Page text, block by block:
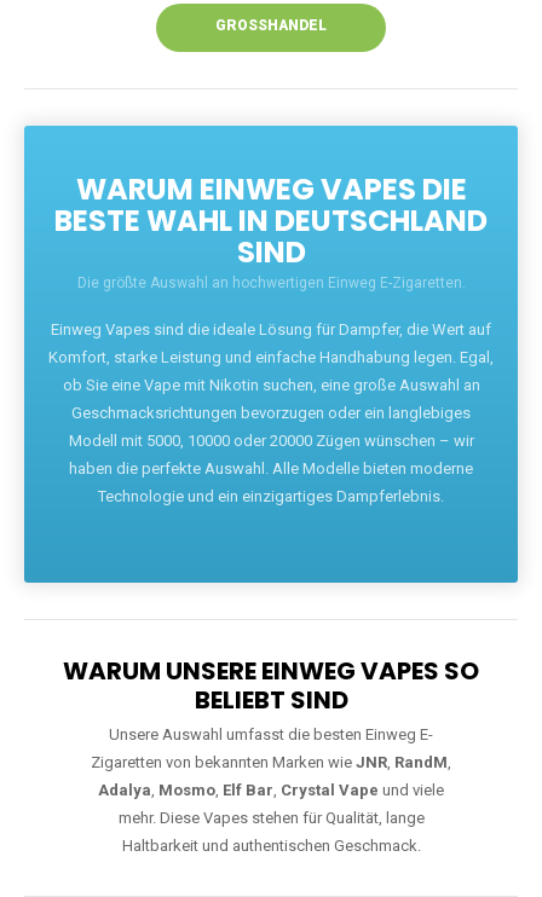
GROSSHANDEL
WARUM EINWEG VAPES DIE
BESTE WAHL IN DEUTSCHLAND
SIND
Die größte Auswahl an hochwertigen Einweg E-Zigaretten.
Einweg Vapes sind die ideale Lösung für Dampfer, die Wert auf
Komfort, starke Leistung und einfache Handhabung legen. Egal,
ob Sie eine Vape mit Nikotin suchen, eine große Auswahl an
Geschmacksrichtungen bevorzugen oder ein langlebiges
Modell mit 5000, 10000 oder 20000 Zügen wünschen – wir
haben die perfekte Auswahl. Alle Modelle bieten moderne
Technologie und ein einzigartiges Dampferlebnis.
WARUM UNSERE EINWEG VAPES SO
BELIEBT SIND
Unsere Auswahl umfasst die besten Einweg E-
Zigaretten von bekannten Marken wie JNR, RandM,
Adalya, Mosmo, Elf Bar, Crystal Vape und viele
mehr. Diese Vapes stehen für Qualität, lange
Haltbarkeit und authentischen Geschmack.